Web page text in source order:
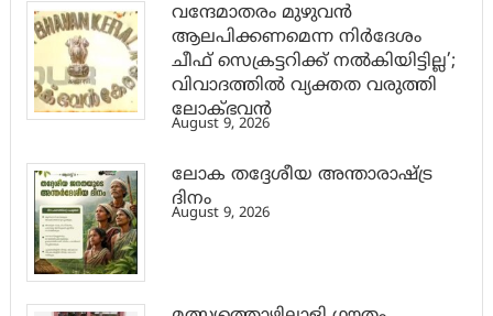
വന്ദേമാതരം മുഴുവൻ
ആലപിക്കണമെന്ന നിർദേശം
ചീഫ് സെക്രട്ടറിക്ക് നൽകിയിട്ടില്ല’;
വിവാദത്തിൽ വ്യക്തത വരുത്തി
ലോക്ഭവൻ
August 9, 2026
ലോക തദ്ദേശീയ അന്താരാഷ്ട്ര
ദിനം
August 9, 2026